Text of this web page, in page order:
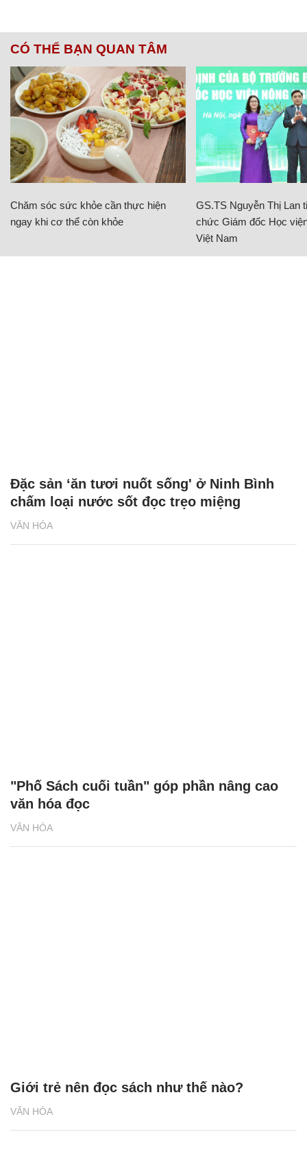
CÓ THỂ BẠN QUAN TÂM
Chăm sóc sức khỏe cần thực hiện
ngay khi cơ thể còn khỏe
GS.TS Nguyễn Thị Lan
chức Giám đốc Học
Việt Nam
VĂN HÓA
Đặc sản ‘ăn tươi nuốt sống' ở Ninh Bình
chấm loại nước sốt đọc trẹo miệng
VĂN HÓA
"Phố Sách cuối tuần" góp phần nâng cao
văn hóa đọc
VĂN HÓA
Giới trẻ nên đọc sách như thế nào?